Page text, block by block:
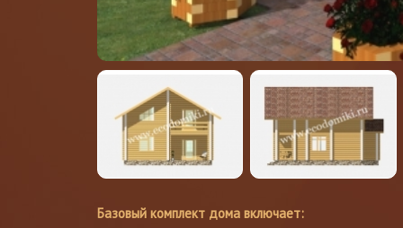
Базовый комплект дома включает: